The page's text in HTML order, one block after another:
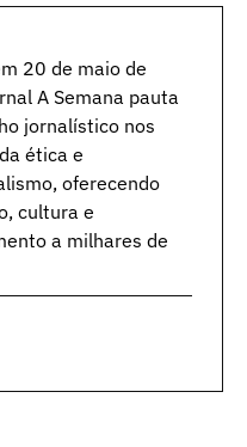
20 de maio de
A Semana pauta
jornalístico nos
ética e
oferecendo
cultura e
a milhares de